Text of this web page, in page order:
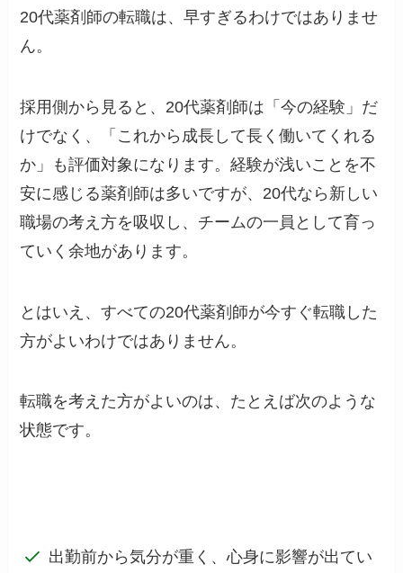
20代薬剤師の転職は、早すぎるわけではありませ
ん。
採用側から見ると、20代薬剤師は「今の経験」だ
けでなく、「これから成長して長く働いてくれる
か」も評価対象になります。経験が浅いことを不
安に感じる薬剤師は多いですが、20代なら新しい
職場の考え方を吸収し、チームの一員として育っ
ていく余地があります。
とはいえ、すべての20代薬剤師が今すぐ転職した
方がよいわけではありません。
転職を考えた方がよいのは、たとえば次のような
状態です。
出勤前から気分が重く、心身に影響が出てい